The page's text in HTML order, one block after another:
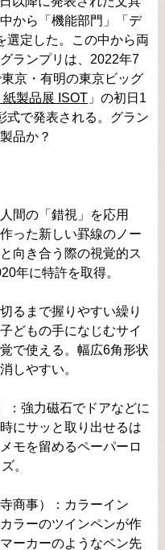
から「機能部門」「デ
選定した。この中から両
ランプリは、2022年7
京・有明の東京ビッグ
紙製品展 ISOT」の初日1
式で発表される。グラン
品か？
間の「錯視」を応用
った新しい罫線のノー
向き合う際の視覚的ス
年に特許を取得。
るまで握りやすい繰り
どもの手になじむサイ
で使える。幅広6角形状
しやすい。
：強力磁石でドアなどに
にサッと取り出せるは
モを留めるペーパーロ
。
商事）：カラーイン
ラーのツインペンが作
ーカーのようなペン先